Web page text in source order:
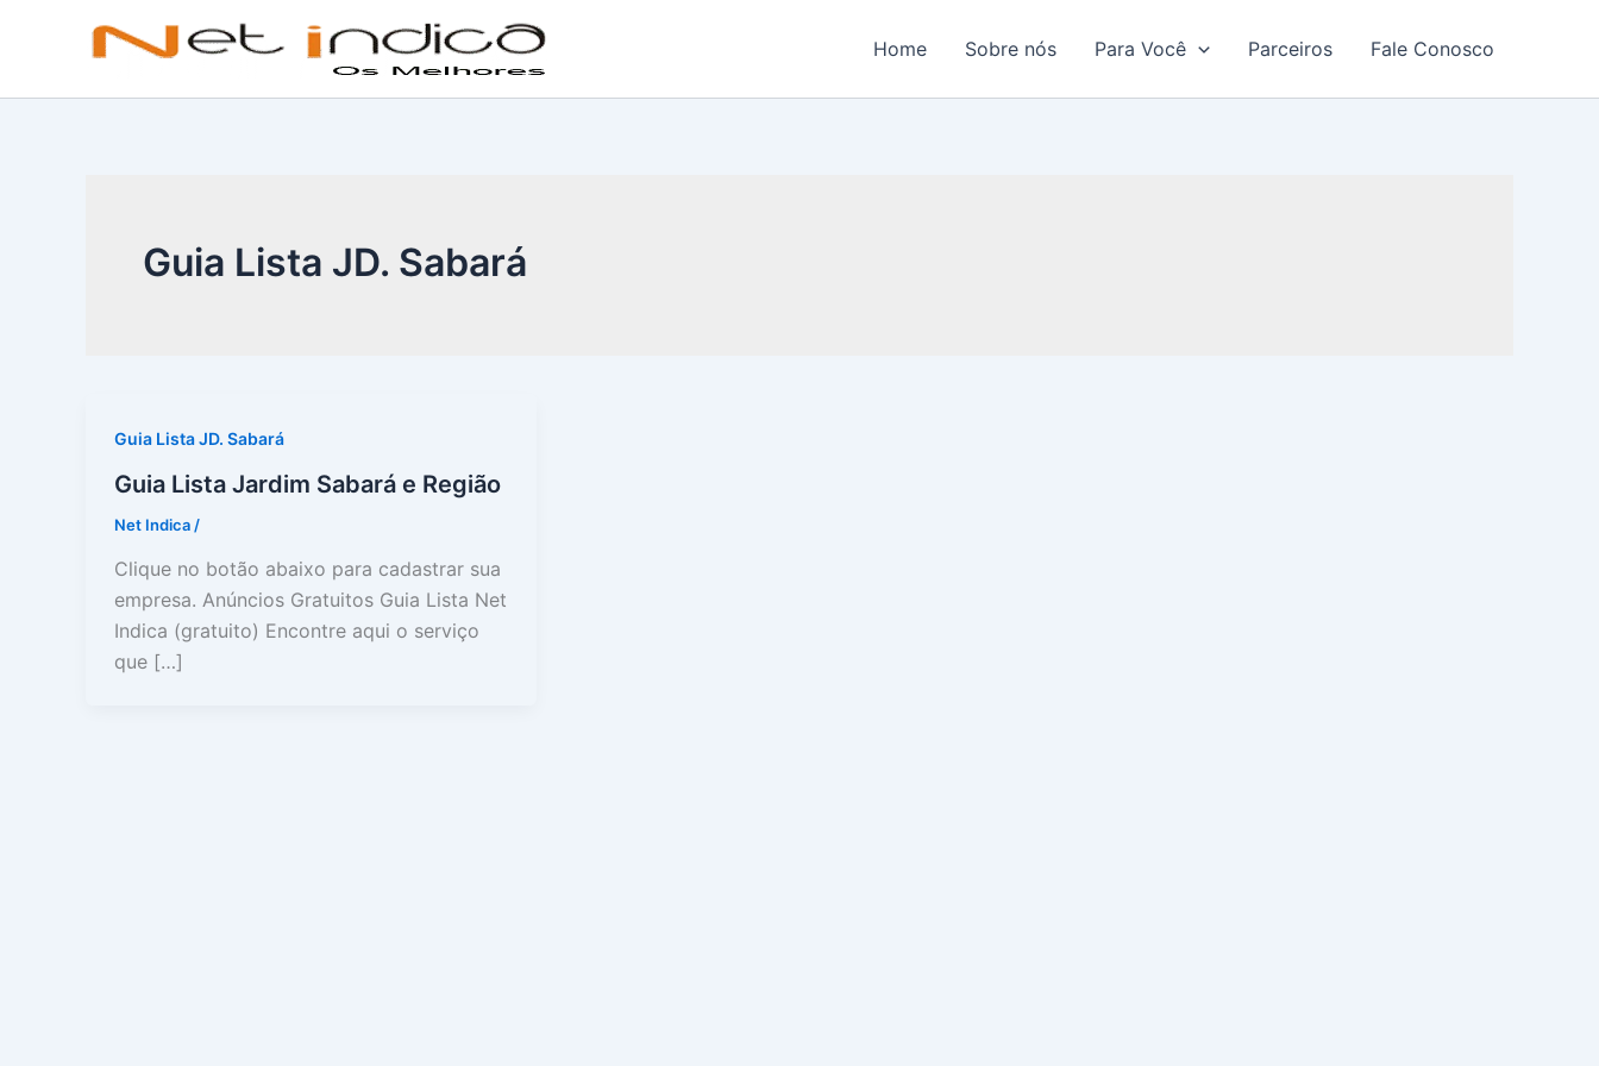
Home Sobre nós Para Você Parceiros Fale Conosco
Guia Lista JD. Sabará
Guia Lista JD. Sabará
Guia Lista Jardim Sabará e Região
Net Indica /
Clique no botão abaixo para cadastrar sua
empresa. Anúncios Gratuitos Guia Lista Net
Indica (gratuito) Encontre aqui o serviço
que […]